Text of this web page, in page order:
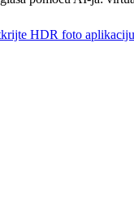
HDR foto aplikaciju